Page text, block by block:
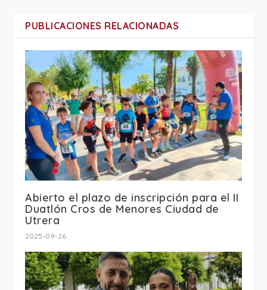
PUBLICACIONES RELACIONADAS
Abierto el plazo de inscripción para el II
Duatlón Cros de Menores Ciudad de
Utrera
2025-09-26